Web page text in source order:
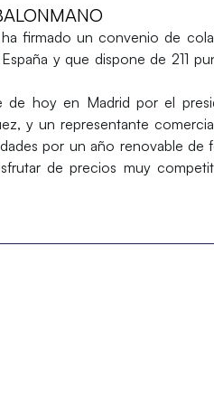
ha firmado un convenio de
y que dispone de 211
hoy en Madrid por el
, y un representante
por un año renovable de
de precios muy